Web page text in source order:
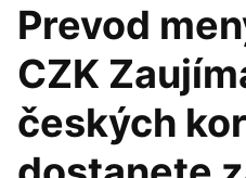
Prevod
CZK
českých